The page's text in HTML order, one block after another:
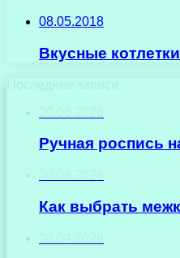
08.05.2018
Вкусные
Последние записи
Ручная роспись
Как выбрать